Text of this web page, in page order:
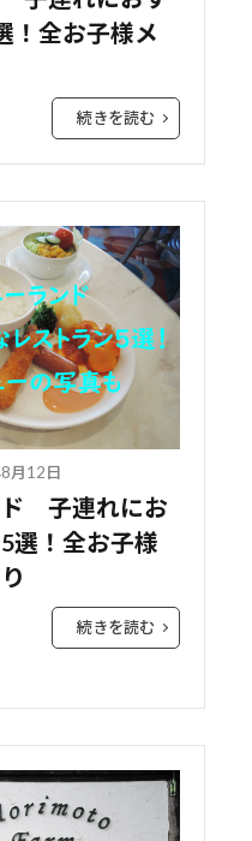
！全お子様メ
続きを読む
月12日
ド 子連れにお
選！全お子様
続きを読む